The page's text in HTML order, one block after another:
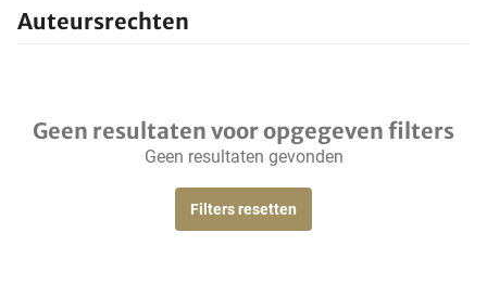
Auteursrechten
Geen resultaten voor opgegeven filters
Geen resultaten gevonden
Filters resetten